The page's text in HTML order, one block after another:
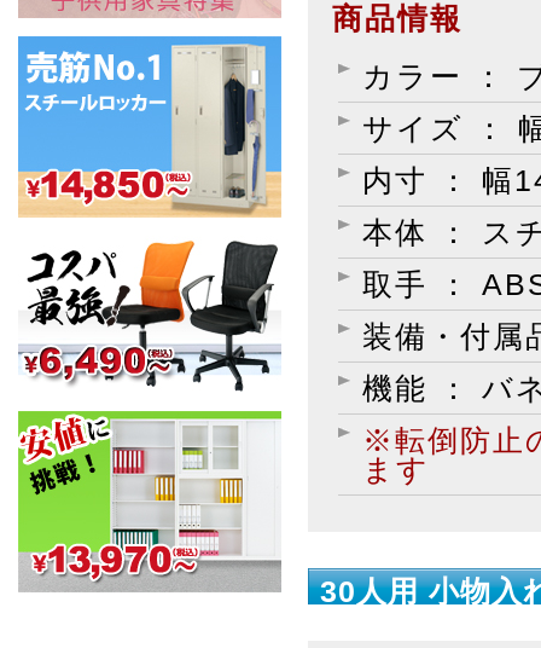
商品情報
カラー ：
サイズ ：
内寸 ： 幅
本体 ： ス
取手 ：
装備・付属
機能 ： バ
※転倒防止
ます
30人用 小物入